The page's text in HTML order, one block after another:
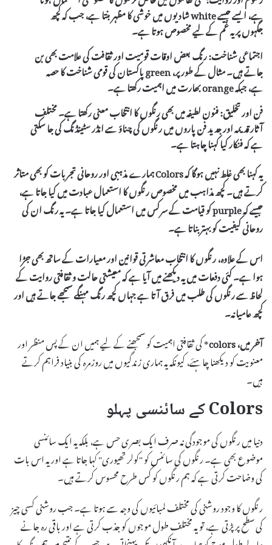
ہے، ایسے جیسےwhiteشادیوں میں خوشی کا مظہر بنتا ہے، جب کہ کچھ
جگہوں پر یہ غم کے لیے مخصوص ہوتا ہے۔
اجتماعی شناخت:رنگ بعض اوقات قومیت اور ثقافت کی علامت بھی بن
جاتے ہیں۔ مثال کے طور پر،greenپاکستان کی قومی شناخت کا حصہ
ہے، جبکہorangeبھارت میں اہمیت رکھتا ہے۔
فن اور تخلیق:فنون لطیفہ میں بھی رنگوں کا انتخاب معنی رکھتا ہے۔ مختلف
آثار قدیمہ اور جدید فن پاروں میں رنگوں کی چناؤ سے انڈر سٹینڈنگ کی جا سکتی
ہے کہ فنکار کیا کہنا چاہتا ہے۔
یہ کہنا بھی غلط نہیں ہوگا کہColorsہمارے مذہبی اور روحانی تجربات کو بھی متاثر
کرتے ہیں۔ کچھ مذاہب میں مخصوص رنگوں کا استعمال عبادت میں کیا جاتا ہے،
جیسے کہpurpleکو قیامت کے سرکس میں استعمال کیا جاتا ہے۔ یہ رنگ ان کی
روحانی کیفیت کو بہتر بناتا ہے۔
اس کے علاوہ، رنگوں کا انتخاب معاشرتی قوانین اور معیارات کے ساتھ بھی جڑا
ہوا ہے۔ کئی دفعات میں یہ دیکھنے میں آیا ہے کہ معیشتی حالت و ثقافتی روایت کے
لحاظ سے رنگوں کی طلب میں فرق آتا ہے جہاں کچھ رنگ مہنگے سمجھے جاتے ہیں اور
کچھ عامیانہ۔
آخر میں،colors* کی ثقافتی اہمیت کو سمجھنے کے لیے ہمیں ان کے پس منظر اور
معنویت کو دیکھنا چاہئے، کیونکہ یہ ہماری زندگیوں میں روزمرہ کی بنیاد فراہم کرتے
ہیں۔
Colors کے سائنسی پہلو
دنیا میں رنگوں کی موجودگی نہ صرف ایک بصری حس ہے، بلکہ یہ ایک سائنسی
موضوع بھی ہے۔ رنگوں کی سائنس کو "کولر تھیوری" کہا جاتا ہے اور یہ اس بات
کی وضاحت کرتی ہے کہ ہم رنگوں کو کس طرح محسوس کرتے ہیں۔
رنگوں کا وجود روشنی کی مختلف لمبائیوں کی وجہ سے ہوتا ہے۔ جب روشنی کسی چیز
کی سطح پر پڑتی ہے، تو یہ مختلف طول موجوں کو جذب کرتی ہے اور باقی رہ جانے